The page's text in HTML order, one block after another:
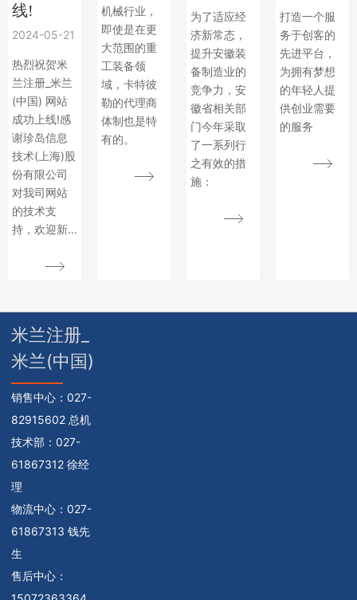
线!
2024-05-21
热烈祝贺米
兰注册_米兰
(中国) 网站
成功上线!感
谢珍岛信息
技术(上海)股
份有限公司
对我司网站
的技术支
持，欢迎新...
机械行业，
即使是在更
大范围的重
工装备领
域，卡特彼
勒的代理商
体制也是特
有的。
为了适应经
济新常态，
提升安徽装
备制造业的
竞争力，安
徽省相关部
门今年采取
了一系列行
之有效的措
施：
打造一个服
务于创客的
先进平台，
为拥有梦想
的年轻人提
供创业需要
的服务
米兰注册_
米兰(中国)
销售中心： 027-
82915602 总机
技术部： 027-
61867312 徐经
理
物流中心： 027-
61867313 钱先
生
售后中心：